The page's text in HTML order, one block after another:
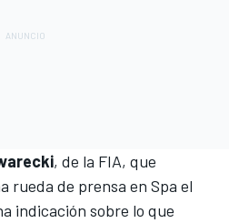
, de la FIA, que
rueda de prensa en Spa el
indicación sobre lo que